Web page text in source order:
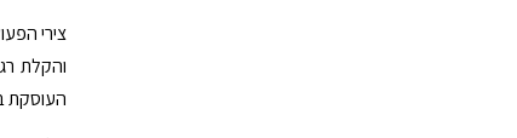
צירי
והקלת
העוסקת